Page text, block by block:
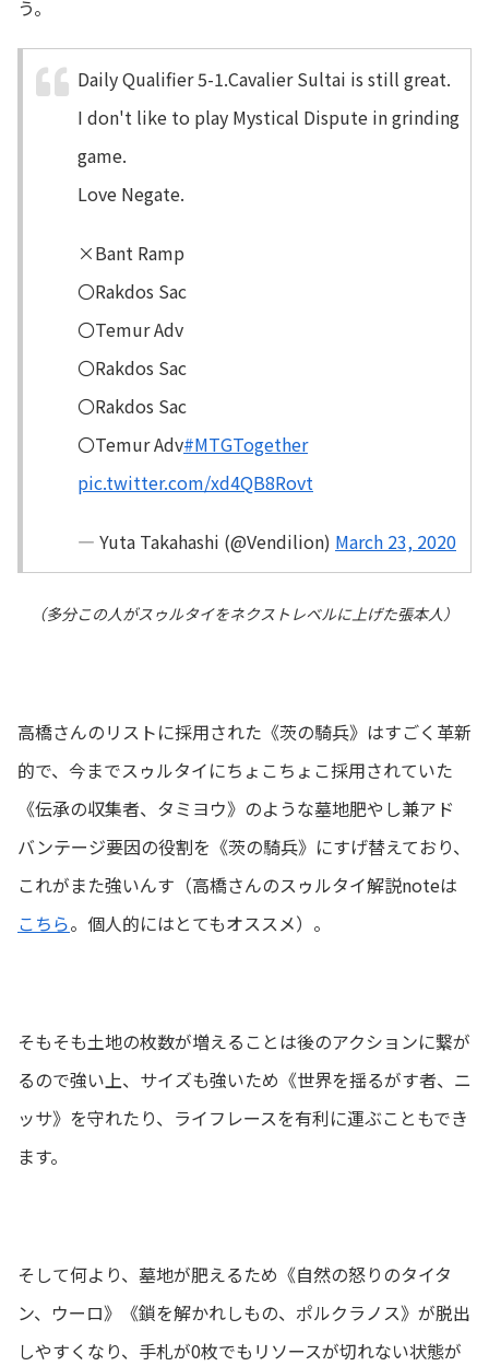
う。
Daily Qualifier 5-1.Cavalier Sultai is still great.
I don't like to play Mystical Dispute in grinding
game.
Love Negate.
×Bant Ramp
〇Rakdos Sac
〇Temur Adv
〇Rakdos Sac
〇Rakdos Sac
〇Temur Adv#MTGTogether
pic.twitter.com/xd4QB8Rovt
— Yuta Takahashi (@Vendilion) March 23, 2020
（多分この人がスゥルタイをネクストレベルに上げた張本人）
高橋さんのリストに採用された《茨の騎兵》はすごく革新
的で、今までスゥルタイにちょこちょこ採用されていた
《伝承の収集者、タミヨウ》のような墓地肥やし兼アド
バンテージ要因の役割を《茨の騎兵》にすげ替えており、
これがまた強いんす（高橋さんのスゥルタイ解説noteは
こちら。個人的にはとてもオススメ）。
そもそも土地の枚数が増えることは後のアクションに繋が
るので強い上、サイズも強いため《世界を揺るがす者、ニ
ッサ》を守れたり、ライフレースを有利に運ぶこともでき
ます。
そして何より、墓地が肥えるため《自然の怒りのタイタ
ン、ウーロ》《鎖を解かれしもの、ポルクラノス》が脱出
しやすくなり、手札が0枚でもリソースが切れない状態が